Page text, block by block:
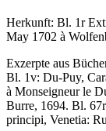
Herkunft: Bl. 1r
May 1702 à
Exzerpte aus
Bl. 1v: Du-Puy,
à Monseigneur le
Burre, 1694. Bl.
principi, Venetia: